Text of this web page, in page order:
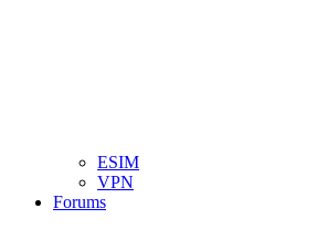
ESIM
VPN
Forums